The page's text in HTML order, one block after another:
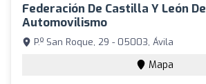
Federación De Castilla Y León De
Automovilismo
P.º San Roque, 29 - 05003, Ávila
Mapa